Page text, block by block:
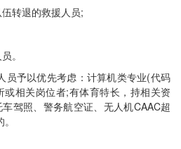
转退的救援人员;
。
予以优先考虑：计算机类专业(代码
相关岗位者;有体育特长，持相关资
驾照、警务航空证、无人机CAAC超